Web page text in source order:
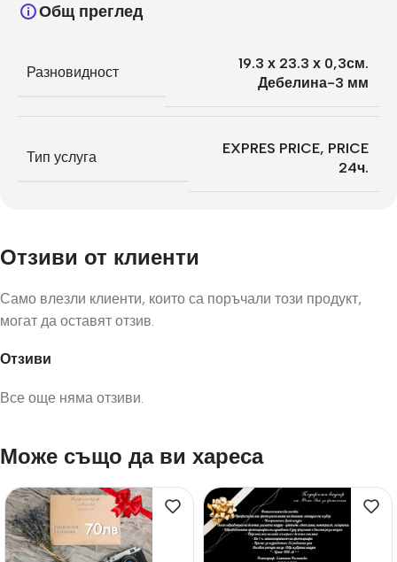
Общ преглед
Разновидност
19.3 х 23.3 х 0,3см.
Дебелина-3 мм
Тип услуга
EXPRES PRICE, PRICE
24ч.
Отзиви от клиенти
Отзиви
Все още няма отзиви.
Само влезли клиенти, които са поръчали този продукт,
могат да оставят отзив.
Може също да ви хареса